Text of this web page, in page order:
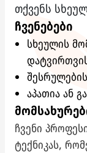
თქვენს
ჩვენებები
სხეულის
აპათია ან
ჩვენი
ტექნიკას,